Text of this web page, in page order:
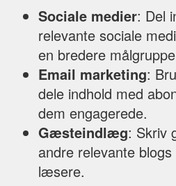
Sociale medier: Del
relevante sociale
en bredere
Email marketing:
dele indhold med
dem engagerede.
Gæsteindlæg: Skriv
andre relevante
læsere.